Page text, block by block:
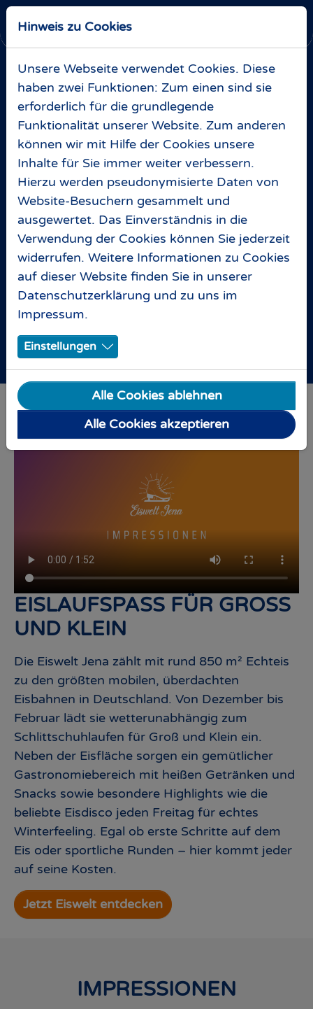
Skip to main navigation
Zum Hauptinhalt springen
Skip to page footer
IN DER EISWELT JENA
SCHLITTSCHUHLAUFEN
UND WINTERSPASS
ERLEBEN
EISLAUFSPASS FÜR GROSS
UND KLEIN
Die Eiswelt Jena zählt mit rund 850 m² Echteis
zu den größten mobilen, überdachten
Eisbahnen in Deutschland. Von Dezember bis
Februar lädt sie wetterunabhängig zum
Schlittschuhlaufen für Groß und Klein ein.
Neben der Eisfläche sorgen ein gemütlicher
Gastronomiebereich mit heißen Getränken und
Snacks sowie besondere Highlights wie die
beliebte Eisdisco jeden Freitag für echtes
Winterfeeling. Egal ob erste Schritte auf dem
Eis oder sportliche Runden – hier kommt jeder
auf seine Kosten.
Jetzt Eiswelt entdecken
IMPRESSIONEN
Hinweis zu Cookies
Unsere Webseite verwendet Cookies. Diese
haben zwei Funktionen: Zum einen sind sie
erforderlich für die grundlegende
Funktionalität unserer Website. Zum anderen
können wir mit Hilfe der Cookies unsere
Inhalte für Sie immer weiter verbessern.
Hierzu werden pseudonymisierte Daten von
Website-Besuchern gesammelt und
ausgewertet. Das Einverständnis in die
Verwendung der Cookies können Sie jederzeit
widerrufen. Weitere Informationen zu Cookies
auf dieser Website finden Sie in unserer
Datenschutzerklärung und zu uns im
Impressum.
Einstellungen
Alle Cookies ablehnen
Alle Cookies akzeptieren